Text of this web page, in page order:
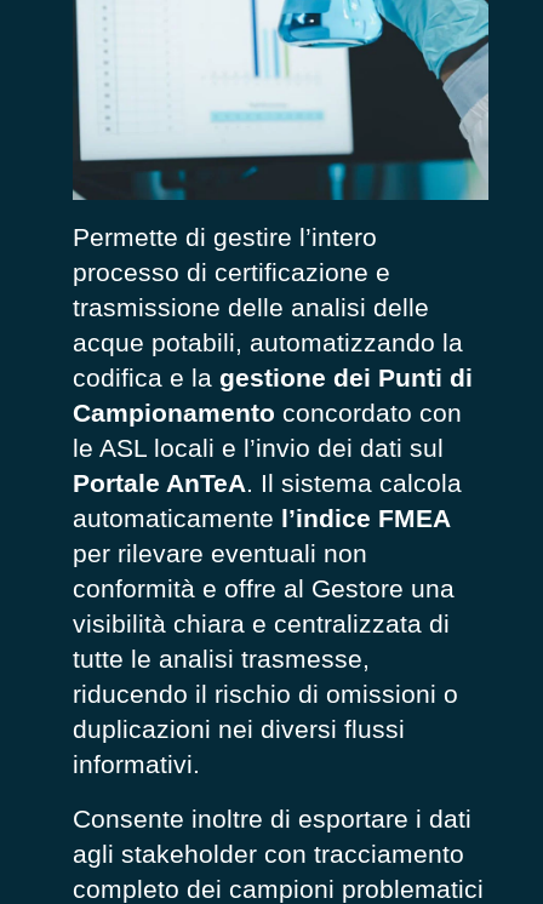
Permette di gestire l’intero
processo di certificazione e
trasmissione delle analisi delle
acque potabili, automatizzando la
codifica e la gestione dei Punti di
Campionamento concordato con
le ASL locali e l’invio dei dati sul
Portale AnTeA . Il sistema calcola
automaticamente l’indice FMEA
per rilevare eventuali non
conformità e offre al Gestore una
visibilità chiara e centralizzata di
tutte le analisi trasmesse,
riducendo il rischio di omissioni o
duplicazioni nei diversi flussi
informativi.
Consente inoltre di esportare i dati
agli stakeholder con tracciamento
completo dei campioni problematici